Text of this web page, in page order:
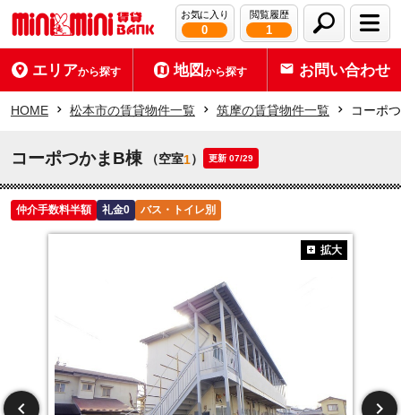
お気に入り
0
閲覧履歴
1
エリアから探す 地図から探す お問い合わせ
HOME 松本市の賃貸物件一覧 筑摩の賃貸物件一覧 コーポ
コーポつかまB棟 （空室1） 更新 07/29
仲介手数料半額 礼金0 バス・トイレ別
拡大